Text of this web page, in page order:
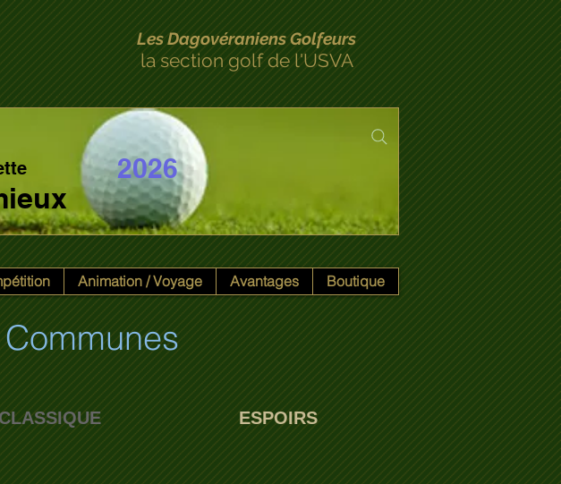
Les Dagovéraniens Golfeurs
la section golf de l'USVA
2026
Animation / Voyage Avantages Boutique
CLASSIQUE ESPOIRS